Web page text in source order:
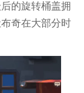
的旋转桶盖拥
奇在大部分时